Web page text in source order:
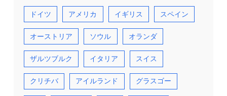
地域の小中学生あるいは高校生全員に体験して
もらうようなことの積み重ねで、地域の関心は
高まり、建設的な議論が市民の間に展開される
ことが期待される。 3.おわりに オンデマンド
バス、シェアリングサービス、モビリティハ
ブ、自動運転バスといったあたりが流行で、実
証実験の数は多い。大義名分を確認した上で、
いずれにしても使ってもらってこそのサービス
であり、視察以外利用が少ないのは論外であ
る。前述のように広報だけで呼び込めなけれ
ドイツ アメリカ イギリス スペイン
オーストリア ソウル オランダ
ザルツブルク イタリア スイス
クリチバ アイルランド グラスゴー